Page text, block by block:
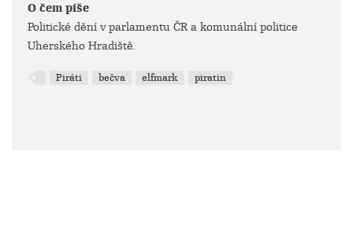
O čem píše
Politické dění v parlamentu ČR a komunální politice
Uherského Hradiště.
Piráti bečva elfmark piratin